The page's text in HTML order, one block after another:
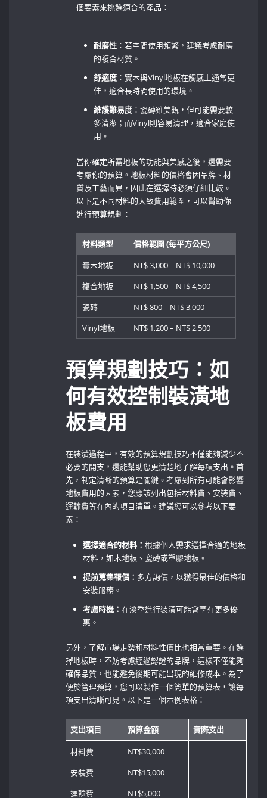
個要素來挑選適合的產品：
耐磨性 ：若空間使用頻繁，建議考慮耐磨
的複合材質。
舒適度 ：實木與Vinyl地板在觸感上通常更
佳，適合長時間使用的環境。
維護難易度 ：瓷磚雖美觀，但可能需要較
多清潔；而Vinyl則容易清理，適合家庭使
用。
當你確定所需地板的功能與美感之後，還需要
考慮你的預算。地板材料的價格會因品牌、材
質及工藝而異，因此在選擇時必須仔細比較。
以下是不同材料的大致費用範圍，可以幫助你
進行預算規劃：
材料類型
價格範圍 ‍(每平方公尺)
實木地板
NT$ 3,000 – NT$ 10,000
複合地板
NT$ 1,500 – NT$ 4,500
瓷磚
NT$ 800 – NT$ 3,000
Vinyl地板
NT$ 1,200 – NT$ ‌2,500
預算規劃技巧：如
何有效控制裝潢地
板費用
在裝潢過程中，有效的預算規劃技巧不僅能夠減少不
必要的開支，還能幫助您更清楚地了解每項支出。首
先，制定清晰的預算是關鍵。考慮到所有可能會影響
地板費用的因素，您應該列出包括材料費、安裝費、
運輸費等在內的項目清單。建議您可以參考以下要
素：
選擇適合的材料：根據個人需求選擇合適的地板
材料，如木地板、瓷磚或塑膠地板。
提前蒐集報價： 多方詢價，以獲得最佳的價格和
安裝服務。
考慮時機：在淡季進行裝潢可能會享有更多優
惠。
另外，了解市場走勢和材料性價比也相當重要。在選
擇地板時，不妨考慮經過認證的品牌，這樣不僅能夠
確保品質，也能避免後期可能出現的維修成本。為了
便於管理預算，您可以製作一個簡單的預算表，讓每
項支出清晰可見。以下是一個示例表格：
支出項目 預算金額 實際支出
材料費
NT$30,000
安裝費
NT$15,000
運輸費
NT$5,000